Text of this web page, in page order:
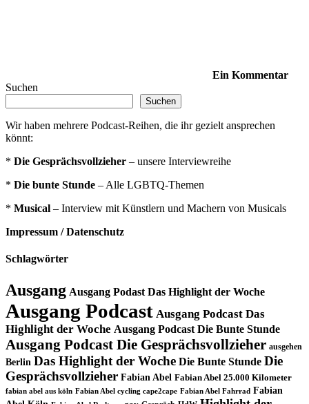
Ein Kommentar
Suchen
Suchen
Wir haben mehrere Podcast-Reihen, die ihr gezielt ansprechen
könnt:
* Die Gesprächsvollzieher – unsere Interviewreihe
* Die bunte Stunde – Alle LGBTQ-Themen
* Musical – Interview mit Künstlern und Machern von Musicals
Impressum / Datenschutz
Schlagwörter
Ausgang Ausgang Podast Das Highlight der Woche
Ausgang Podcast Ausgang Podcast Das
Highlight der Woche Ausgang Podcast Die Bunte Stunde
Ausgang Podcast Die Gesprächsvollzieher ausgehen
Berlin Das Highlight der Woche Die Bunte Stunde Die
Gesprächsvollzieher Fabian Abel Fabian Abel 25.000 Kilometer
fabian abel aus köln Fabian Abel cycling cape2cape Fabian Abel Fahrrad Fabian